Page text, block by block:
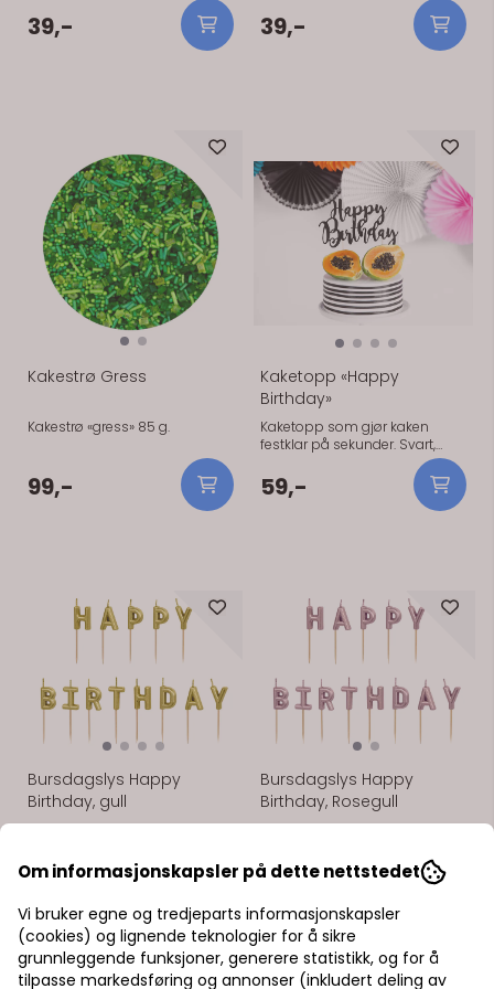
8x9,5 cm. 8 stk i pakken. Perfekt
til barnebursdag.
39,-
med traktormotiv. 8 stk i
pakken, 17,4 cm i diameter.
39,-
Kakestrø Gress
Kakestrø «gress» 85 g.
99,-
Kaketopp «Happy
Birthday»
Kaketopp som gjør kaken
festklar på sekunder. Svart,
59,-
Bursdagslys Happy
Birthday, gull
Bursdagslys «Happy Birthday»
På lager
Bursdagslys Happy
Birthday, Rosegull
Bursdagslys «Happy Birthday»
På lager
På lager På lager
Om informasjonskapsler på dette nettstedet
Vi bruker egne og tredjeparts informasjonskapsler
(cookies) og lignende teknologier for å sikre
grunnleggende funksjoner, generere statistikk, og for å
tilpasse markedsføring og annonser (inkludert deling av